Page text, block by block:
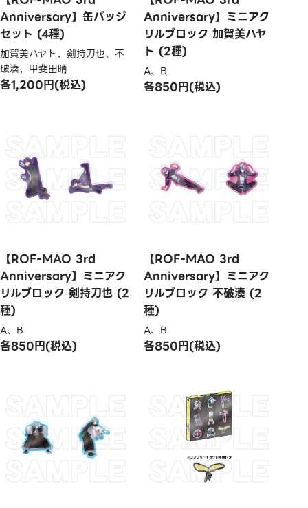
Anniversary】缶バッジ
セット (4種)
加賀美ハヤト、剣持刀也、不
破湊、甲斐田晴
各1,200円(税込)
Anniversary】ミニアク
リルブロック 加賀美ハヤ
ト (2種)
A、B
各850円(税込)
【ROF-MAO 3rd
Anniversary】ミニアク
リルブロック 剣持刀也 (2
種)
A、B
各850円(税込)
【ROF-MAO 3rd
Anniversary】ミニアク
リルブロック 不破湊 (2
種)
A、B
各850円(税込)